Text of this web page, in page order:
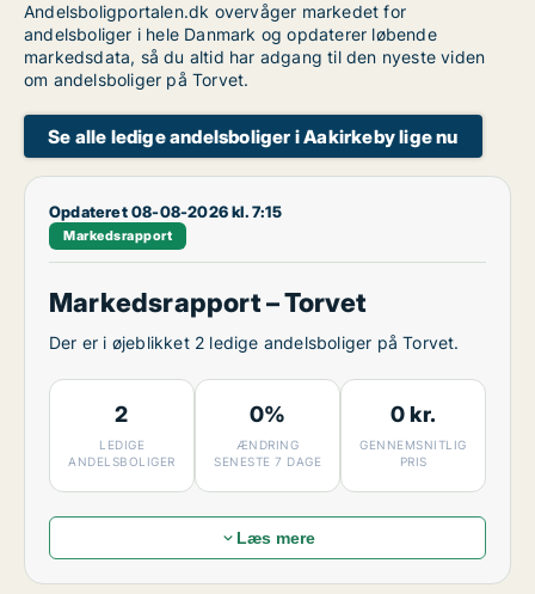
Andelsboligportalen.dk overvåger markedet for
andelsboliger i hele Danmark og opdaterer løbende
markedsdata, så du altid har adgang til den nyeste viden
om andelsboliger på Torvet.
Se alle ledige andelsboliger i Aakirkeby lige nu
Opdateret 08-08-2026 kl. 7:15
Markedsrapport
Markedsrapport – Torvet
Der er i øjeblikket 2 ledige andelsboliger på Torvet.
2
LEDIGE
ANDELSBOLIGER
0%
ÆNDRING
SENESTE 7 DAGE
0 kr.
GENNEMSNITLIG
PRIS
Læs mere